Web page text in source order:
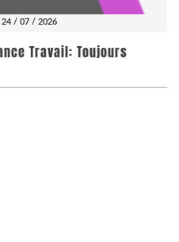
24 / 07 / 2026
Travail: Toujours